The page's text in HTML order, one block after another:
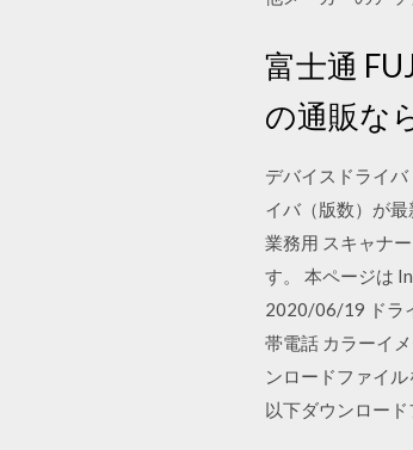
富士通
の通販な
デバイスドライ
イバ（版数）が
業務用 スキャナ
す。 本ページは
2020/06/19 ドラ
帯電話 カラーイ
ンロードファイ
以下ダウンロー